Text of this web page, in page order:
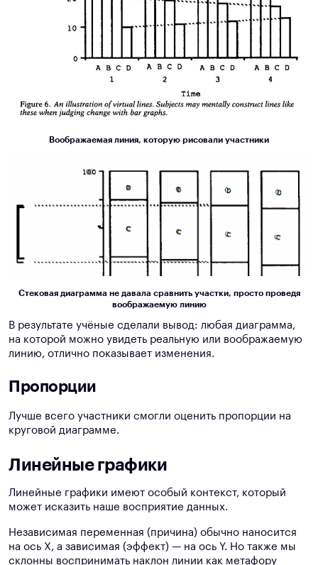
Воображаемая линия, которую рисовали участники
Стековая диаграмма не давала сравнить участки, просто проведя
воображаемую линию
В результате учёные сделали вывод: любая диаграмма,
на которой можно увидеть реальную или воображаемую
линию, отлично показывает изменения.
Пропорции
Лучше всего участники смогли оценить пропорции на
круговой диаграмме.
Линейные графики
Линейные графики имеют особый контекст, который
может исказить наше восприятие данных.
Независимая переменная (причина) обычно наносится
на ось X, а зависимая (эффект) — на ось Y. Но также мы
склонны воспринимать наклон линии как метафору